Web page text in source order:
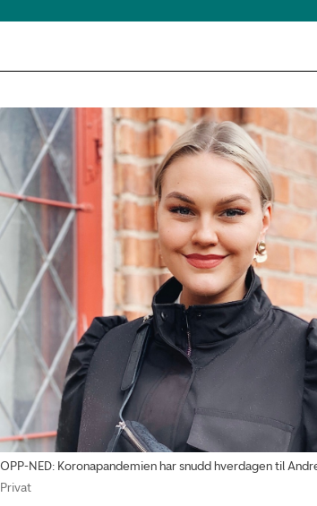
OPP-NED: Koronapandemien har snudd hverdagen til
Privat